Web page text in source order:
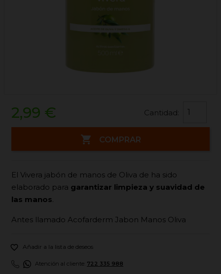
2,99 € Cantidad:
 COMPRAR
El Vivera jabón de manos de Oliva de ha sido
elaborado para garantizar limpieza y suavidad de
las manos.
Antes llamado Acofarderm Jabon Manos Oliva
 Añadir a la lista de deseos
Atención al cliente: 722 335 988